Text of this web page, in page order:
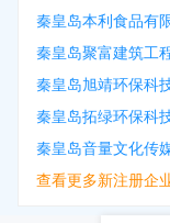
秦皇岛本利食品有
秦皇岛聚富建筑工
秦皇岛旭靖环保科
秦皇岛拓绿环保科
秦皇岛音量文化传
查看更多新注册企